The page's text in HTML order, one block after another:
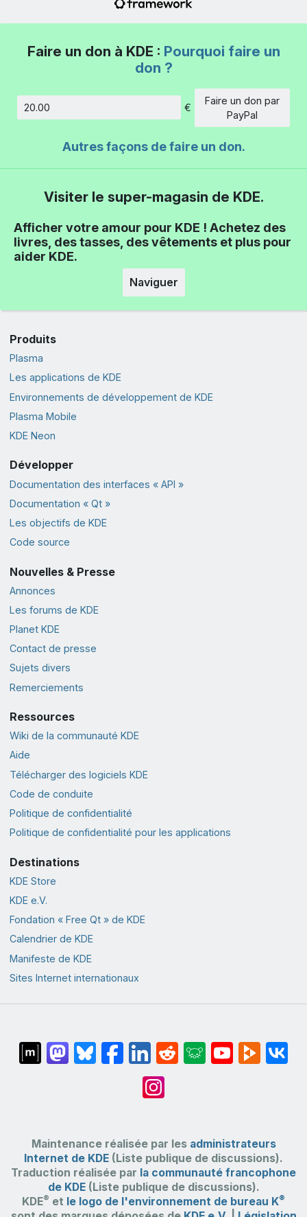
Faire un don à KDE : Pourquoi faire un
don ?
Montant
€
Faire un don par
PayPal
Autres façons de faire un don.
Visiter le super-magasin de KDE.
Afficher votre amour pour KDE ! Achetez des
livres, des tasses, des vêtements et plus pour
aider KDE.
Naviguer
Produits
Plasma
Les applications de KDE
Environnements de développement de KDE
Plasma Mobile
KDE Neon
Développer
Documentation des interfaces « API »
Documentation « Qt »
Les objectifs de KDE
Code source
Nouvelles & Presse
Annonces
Les forums de KDE
Planet KDE
Contact de presse
Sujets divers
Remerciements
Ressources
Wiki de la communauté KDE
Aide
Télécharger des logiciels KDE
Code de conduite
Politique de confidentialité
Politique de confidentialité pour les applications
Destinations
KDE Store
KDE e.V.
Fondation « Free Qt » de KDE
Calendrier de KDE
Manifeste de KDE
Sites Internet internationaux
Maintenance réalisée par les administrateurs
Internet de KDE (Liste publique de discussions).
Traduction réalisée par la communauté francophone
de KDE(Liste publique de discussions).
KDE® et le logo de l'environnement de bureau K®